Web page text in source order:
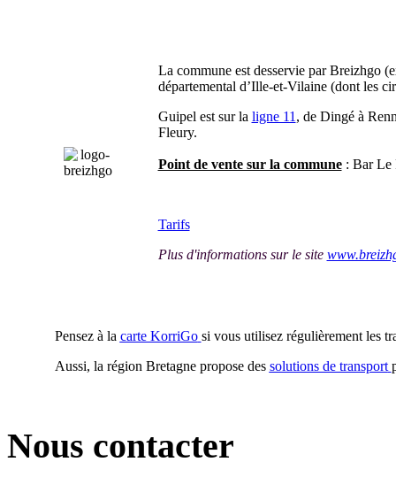
La commune est desservie par Breizhgo
départemental d’Ille-et-Vilaine (dont les
Guipel est sur la ligne 11 , de Dingé à
Fleury.
Point de vente sur la commune: Bar Le
Tarifs
Plus d'informations sur le site
Pensez à la carte KorriGo si vous utilisez régulièrement les
Aussi, la région Bretagne propose des solutions de transport
Nous contacter